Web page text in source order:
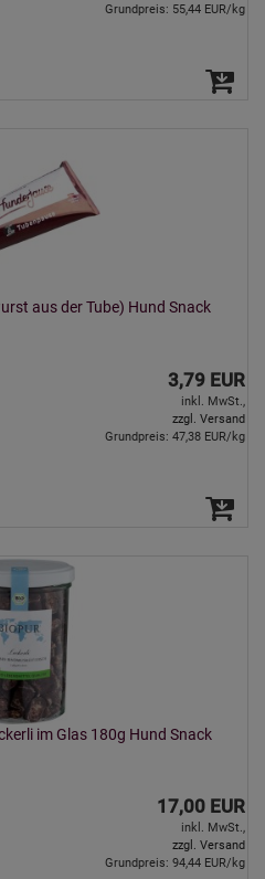
Grundpreis: 55,44 EUR/kg
aus der Tube) Hund Snack
3,79 EUR
inkl. MwSt.,
zzgl. Versand
Grundpreis: 47,38 EUR/kg
im Glas 180g Hund Snack
17,00 EUR
inkl. MwSt.,
zzgl. Versand
Grundpreis: 94,44 EUR/kg